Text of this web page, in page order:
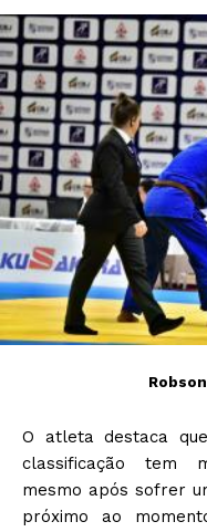
O atleta destaca
classificação tem
mesmo após sofrer
próximo ao